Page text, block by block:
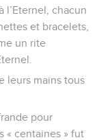
l’Eternel, chacun
et bracelets,
un rite
leurs mains tous
pour
« centaines » fut